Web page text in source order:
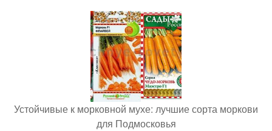
Устойчивые к морковной мухе: лучшие сорта моркови
для Подмосковья